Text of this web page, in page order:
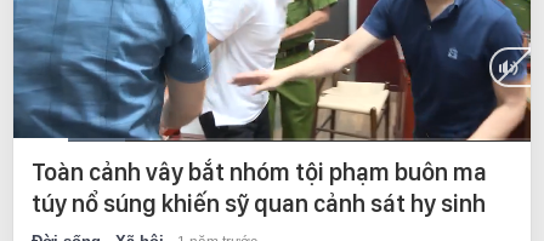
Current
Time
0:09 Duration
1:28
Toàn cảnh vây bắt nhóm tội phạm buôn ma
túy nổ súng khiến sỹ quan cảnh sát hy sinh